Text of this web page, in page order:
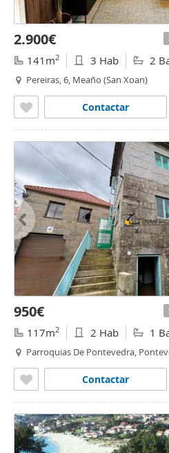
2.900€
141m2 3 Hab 2
Pereiras, 6, Meaño (San Xoan)
Contactar
950€
117m2 2 Hab 1
Parroquias De Pontevedra,
Contactar